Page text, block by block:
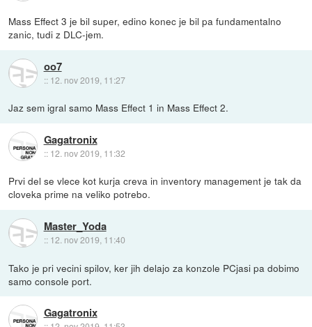
Mass Effect 3 je bil super, edino konec je bil pa fundamentalno
zanic, tudi z DLC-jem.
oo7
:: 12. nov 2019, 11:27
Jaz sem igral samo Mass Effect 1 in Mass Effect 2.
Gagatronix
:: 12. nov 2019, 11:32
Prvi del se vlece kot kurja creva in inventory management je tak da
cloveka prime na veliko potrebo.
Master_Yoda
:: 12. nov 2019, 11:40
Tako je pri vecini spilov, ker jih delajo za konzole PCjasi pa dobimo
samo console port.
Gagatronix